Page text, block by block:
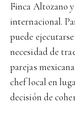
Finca Altozano
internacional.
puede
necesidad de
parejas
chef local en
decisión de